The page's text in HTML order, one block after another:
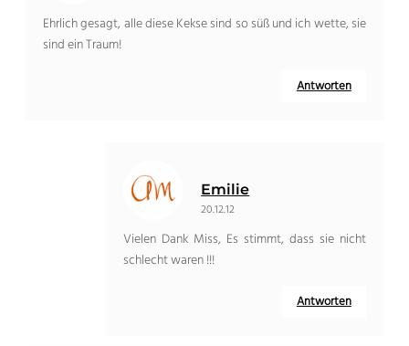
Ehrlich gesagt, alle diese Kekse sind so süß und ich wette, sie
sind ein Traum!
Antworten
Emilie
20.12.12
Vielen Dank Miss, Es stimmt, dass sie nicht
schlecht waren !!!
Antworten